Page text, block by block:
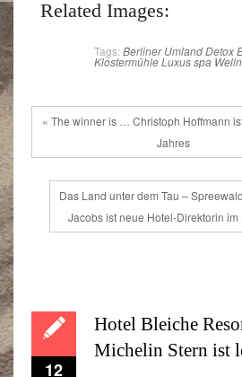
Related Images:
Tags: Berliner UmlandDetox
KlostermühleLuxusspa
« The winner is … Christoph Hoffmann
Jahres
Das Land unter dem Tau –
Jacobs ist neue Hotel-Direktorin im
12
Hotel Bleiche
Michelin Stern ist